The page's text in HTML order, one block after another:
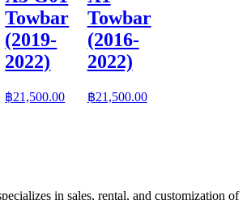
Towbar
(2019-
2022)
฿21,500.00
Towbar
(2016-
2022)
฿21,500.00
in sales, rental, and customization of